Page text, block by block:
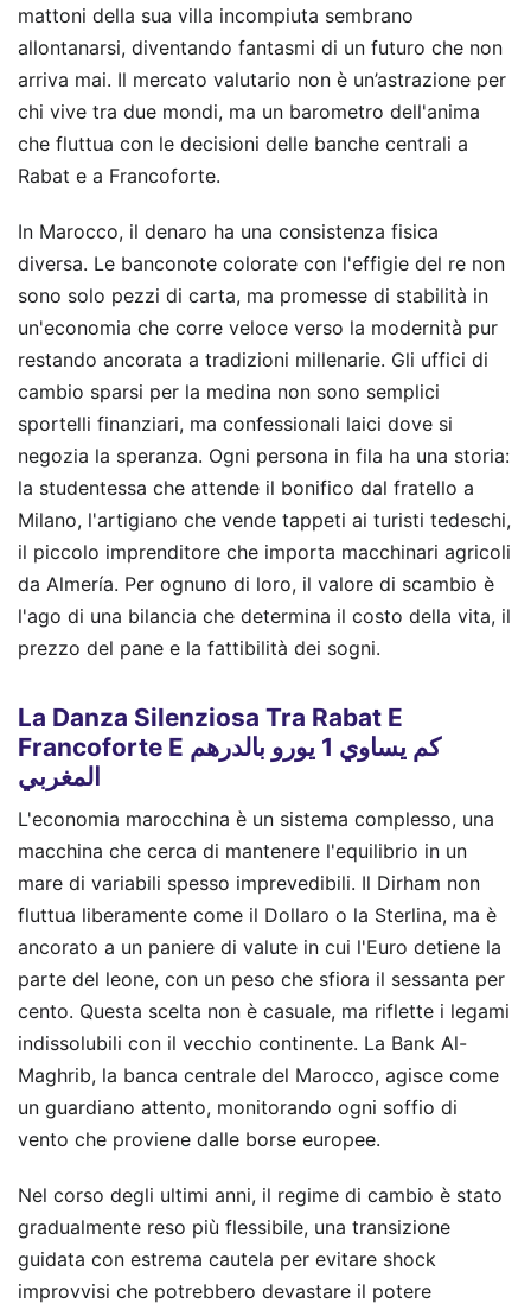
mattoni della sua villa incompiuta sembrano
allontanarsi, diventando fantasmi di un futuro che non
arriva mai. Il mercato valutario non è un’astrazione per
chi vive tra due mondi, ma un barometro dell'anima
che fluttua con le decisioni delle banche centrali a
Rabat e a Francoforte.
In Marocco, il denaro ha una consistenza fisica
diversa. Le banconote colorate con l'effigie del re non
sono solo pezzi di carta, ma promesse di stabilità in
un'economia che corre veloce verso la modernità pur
restando ancorata a tradizioni millenarie. Gli uffici di
cambio sparsi per la medina non sono semplici
sportelli finanziari, ma confessionali laici dove si
negozia la speranza. Ogni persona in fila ha una storia:
la studentessa che attende il bonifico dal fratello a
Milano, l'artigiano che vende tappeti ai turisti tedeschi,
il piccolo imprenditore che importa macchinari agricoli
da Almería. Per ognuno di loro, il valore di scambio è
l'ago di una bilancia che determina il costo della vita, il
prezzo del pane e la fattibilità dei sogni.
La Danza Silenziosa Tra Rabat E
Francoforte E كم يساوي 1 يورو بالدرهم
المغربي
L'economia marocchina è un sistema complesso, una
macchina che cerca di mantenere l'equilibrio in un
mare di variabili spesso imprevedibili. Il Dirham non
fluttua liberamente come il Dollaro o la Sterlina, ma è
ancorato a un paniere di valute in cui l'Euro detiene la
parte del leone, con un peso che sfiora il sessanta per
cento. Questa scelta non è casuale, ma riflette i legami
indissolubili con il vecchio continente. La Bank Al-
Maghrib, la banca centrale del Marocco, agisce come
un guardiano attento, monitorando ogni soffio di
vento che proviene dalle borse europee.
Nel corso degli ultimi anni, il regime di cambio è stato
gradualmente reso più flessibile, una transizione
guidata con estrema cautela per evitare shock
improvvisi che potrebbero devastare il potere